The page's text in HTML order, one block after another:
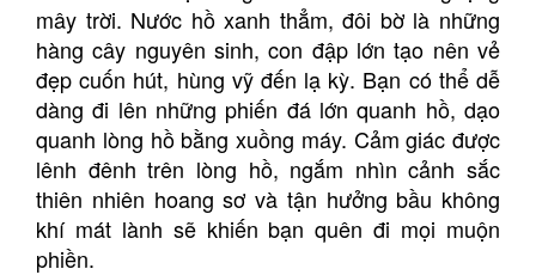
mây trời. Nước hồ xanh thẳm, đôi bờ là những
hàng cây nguyên sinh, con đập lớn tạo nên vẻ
đẹp cuốn hút, hùng vỹ đến lạ kỳ. Bạn có thể dễ
dàng đi lên những phiến đá lớn quanh hồ, dạo
quanh lòng hồ bằng xuồng máy. Cảm giác được
lênh đênh trên lòng hồ, ngắm nhìn cảnh sắc
thiên nhiên hoang sơ và tận hưởng bầu không
khí mát lành sẽ khiến bạn quên đi mọi muộn
phiền.